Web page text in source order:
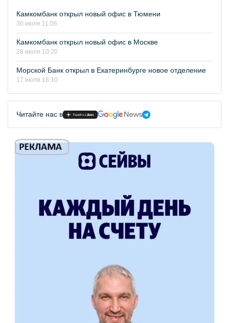
Камкомбанк открыл новый офис в Тюмени
30 июля 11:06
Камкомбанк открыл новый офис в Москве
28 июля 10:20
Морской Банк открыл в Екатеринбурге новое отделение
17 июля 16:10
Читайте нас в